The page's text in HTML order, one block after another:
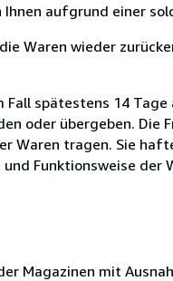
aufgrund einer
Waren wieder
Fall spätestens 14
oder übergeben.
Waren tragen. Sie
Funktionsweise der
Magazinen mit